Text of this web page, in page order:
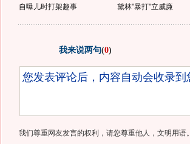
自曝儿时打架趣事
黛林"暴打"立威廉
我来说两句(0)
我们尊重网友发言的权利，请您尊重他人，文明用语。